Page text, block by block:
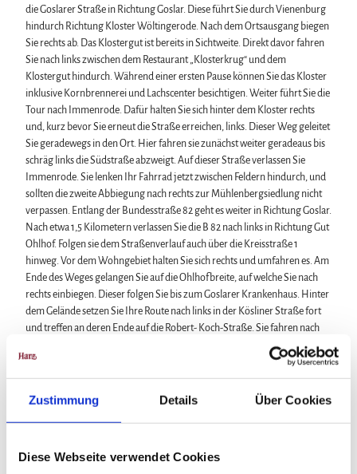
Zustimmung Details Über Cookies
Diese Webseite verwendet Cookies
die Goslarer Straße in Richtung Goslar. Diese führt Sie durch Vienenburg
hindurch Richtung Kloster Wöltingerode. Nach dem Ortsausgang biegen
Sie rechts ab. Das Klostergut ist bereits in Sichtweite. Direkt davor fahren
Sie nach links zwischen dem Restaurant „Klosterkrug“ und dem
Klostergut hindurch. Während einer ersten Pause können Sie das Kloster
inklusive Kornbrennerei und Lachscenter besichtigen. Weiter führt Sie die
Tour nach Immenrode. Dafür halten Sie sich hinter dem Kloster rechts
und, kurz bevor Sie erneut die Straße erreichen, links. Dieser Weg geleitet
Sie geradewegs in den Ort. Hier fahren sie zunächst weiter geradeaus bis
schräg links die Südstraße abzweigt. Auf dieser Straße verlassen Sie
Immenrode. Sie lenken Ihr Fahrrad jetzt zwischen Feldern hindurch, und
sollten die zweite Abbiegung nach rechts zur Mühlenbergsiedlung nicht
verpassen. Entlang der Bundesstraße 82 geht es weiter in Richtung Goslar.
Nach etwa 1,5 Kilometern verlassen Sie die B 82 nach links in Richtung Gut
Ohlhof. Folgen sie dem Straßenverlauf auch über die Kreisstraße 1
hinweg. Vor dem Wohngebiet halten Sie sich rechts und umfahren es. Am
Ende des Weges gelangen Sie auf die Ohlhofbreite, auf welche Sie nach
rechts einbiegen. Dieser folgen Sie bis zum Goslarer Krankenhaus. Hinter
dem Gelände setzen Sie Ihre Route nach links in der Kösliner Straße fort
und treffen an deren Ende auf die Robert- Koch-Straße. Sie fahren nach
rechts und anschließend nach links auf der Marienburger Straße bis zur
Berliner Allee. Auf dieser bleiben Sie, bis Sie nach links auf die Heinrich-
Pieper-Straße wechseln können. Abwärts rollend kommen Sie direkt zum
Goslarer Bahnhof. Durch eine Unterführung gelangen Sie unter den
folgen einer unserer Touren für den Bereich der Stadt Goslar.